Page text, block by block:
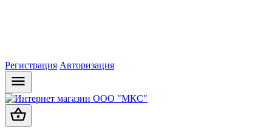
Регистрация Авторизация